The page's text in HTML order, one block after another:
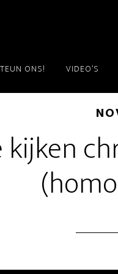
ONS! VIDEO’S
kijken